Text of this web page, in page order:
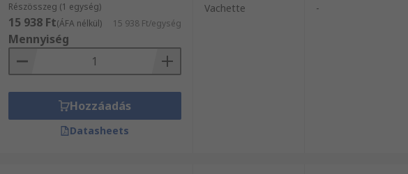
Részösszeg (1 egység)
15 938 Ft(ÁFA nélkül) 15 938 Ft/egység
Mennyiség
Hozzáadás
Datasheets
Vachette -